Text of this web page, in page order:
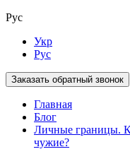
Рус
Укр
Рус
Заказать обратный звонок
Главная
Блог
Личные границы.
чужие?